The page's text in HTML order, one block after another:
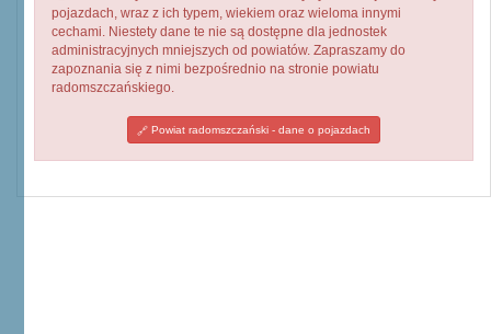
pojazdach, wraz z ich typem, wiekiem oraz wieloma innymi
cechami. Niestety dane te nie są dostępne dla jednostek
administracyjnych mniejszych od powiatów. Zapraszamy do
zapoznania się z nimi bezpośrednio na stronie powiatu
radomszczańskiego.
Powiat radomszczański - dane o pojazdach